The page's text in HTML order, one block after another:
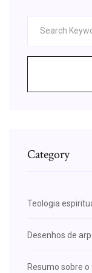
Category
Teologia
Desenhos de
Resumo sobre